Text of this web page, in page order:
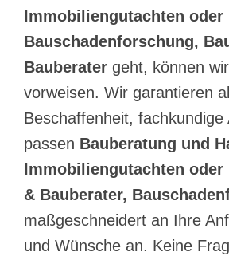
Immobiliengutachten oder
Bauschadenforschung,
Bauberater geht, können
vorweisen. Wir garantieren
Beschaffenheit, fachkundige
passen Bauberatung und
Immobiliengutachten oder
& Bauberater,
maßgeschneidert an Ihre
und Wünsche an. Keine